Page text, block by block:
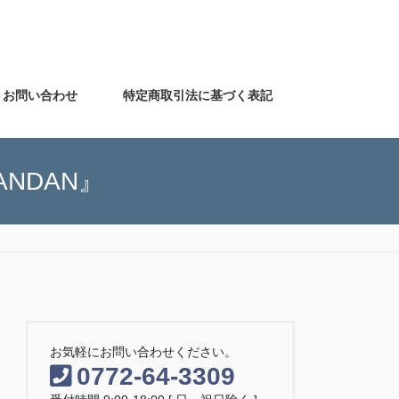
お問い合わせ 特定商取引法に基づく表記
』
お気軽にお問い合わせください。
0772-64-3309